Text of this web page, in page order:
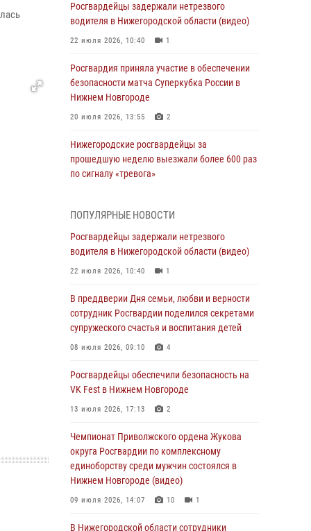
Росгвардейцы задержали нетрезвого
водителя в Нижегородской области (видео)
22 июля 2026, 10:40 1
Росгвардия приняла участие в обеспечении
безопасности матча Суперкубка России в
Нижнем Новгороде
20 июля 2026, 13:55 2
Нижегородские росгвардейцы за
прошедшую неделю выезжали более 600 раз
по сигналу «тревога»
В Нижегородской области сотрудники
Росгвардии «по горячим следам» задержали
правонарушителя за стрельбу
17 июля 2026, 05:17
В Нижегородской области продолжаются
мероприятия в рамках всероссийской
ведомственной акции «Каникулы с
Росгвардейцы обеспечили безопасность на
VK Fest в Нижнем Новгороде
Нижегородские росгвардейцы за
прошедшую неделю выезжали более 750 раз
по сигналу «тревога»
13 июля 2026, 06:45
Росгвардейцы предотвратили серию краж в
ПОПУЛЯРНЫЕ НОВОСТИ
Росгвардейцы задержали нетрезвого
водителя в Нижегородской области (видео)
22 июля 2026, 10:40 1
В преддверии Дня семьи, любви и верности
сотрудник Росгвардии поделился секретами
супружеского счастья и воспитания детей
08 июля 2026, 09:10 4
Росгвардейцы обеспечили безопасность на
VK Fest в Нижнем Новгороде
13 июля 2026, 17:13 2
Чемпионат Приволжского ордена Жукова
округа Росгвардии по комплексному
единоборству среди мужчин состоялся в
Нижнем Новгороде (видео)
09 июля 2026, 14:07 10 1
В Нижегородской области сотрудники